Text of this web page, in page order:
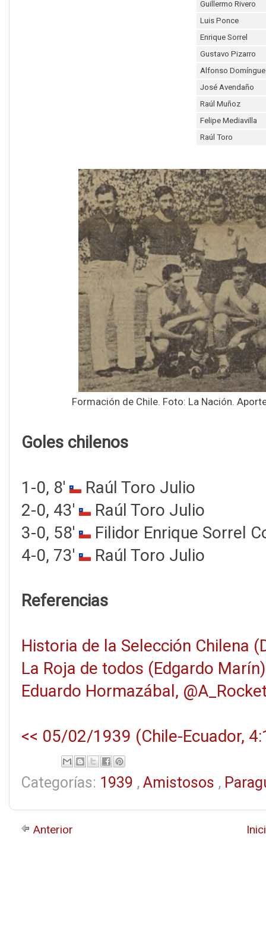
Guillermo Rivero
Luis Ponce
Enrique Sorrel
Gustavo Pizarro
Alfonso
José Avendaño
Raúl Muñoz
Felipe Mediavilla
Raúl Toro
Formación de Chile. Foto: La Nación.
Goles chilenos
1-0, 8'
Raúl Toro Julio
2-0, 43'
Raúl Toro Julio
3-0, 58'
Filidor Enrique Sorrel
4-0, 73'
Raúl Toro Julio
Referencias
Historia de la Selección Chilena
La Roja de todos (Edgardo Marín)
Eduardo Hormazábal,
<< 05/02/1939 (Chile-Ecuador,
Categorías: 1939 , Amistosos ,
Anterior